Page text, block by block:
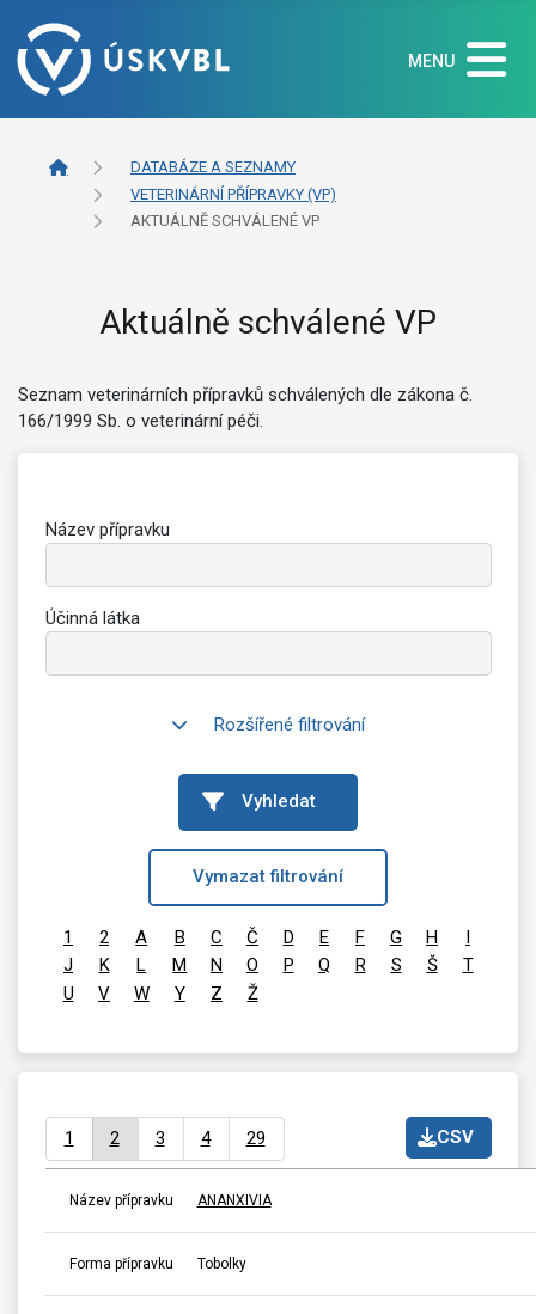
MENU
DATABÁZE A SEZNAMY
VETERINÁRNÍ PŘÍPRAVKY (VP)
AKTUÁLNĚ SCHVÁLENÉ VP
Aktuálně schválené VP
Seznam veterinárních přípravků schválených dle zákona č.
166/1999 Sb. o veterinární péči.
Název přípravku
Účinná látka
Rozšířené filtrování
Vyhledat
Vymazat filtrování
1 2 A B C Č D E F G H
I
J
K L M N O P Q R S Š
T
U
V W Y Z Ž
CSV
1 2 3 4 29
Název přípravku ANANXIVIA
Forma přípravku Tobolky